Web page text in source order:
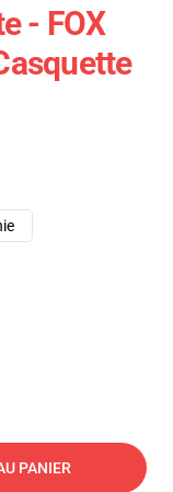
- FOX
PANIER